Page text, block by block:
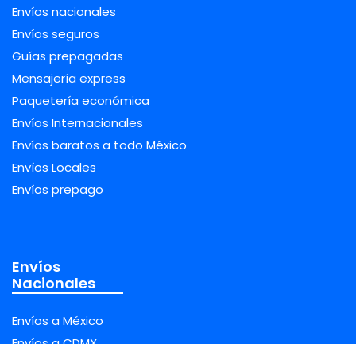
Envíos nacionales
Envíos seguros
Guías prepagadas
Mensajería express
Paquetería económica
Envíos Internacionales
Envíos baratos a todo México
Envíos Locales
Envíos prepago
Envíos
Nacionales
Envíos a México